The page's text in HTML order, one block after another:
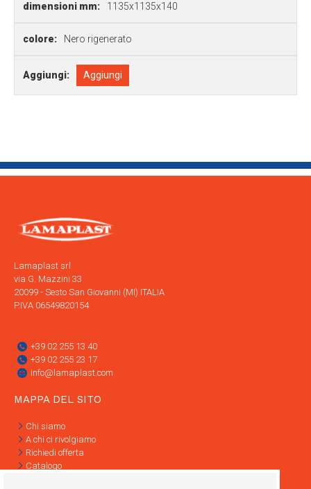
dimensioni mm: 1135x1135x140
colore: Nero rigenerato
Aggiungi: Aggiungi
Lamaplast srl
via G. Mazzini 33
20099 - Sesto San Giovanni (MI) ITALIA
P.IVA 06549820154
+39 02 255 13 40
+39 02 255 23 17
info@lamaplast.com
MAPPA DEL SITO
Chi siamo
A chi ci rivolgiamo
Richiedi offerta
Catalogo